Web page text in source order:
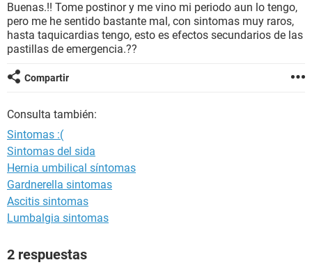
BIENESTAR
SEXUALIDAD
GLOSARIO
Buenas.!! Tome postinor y me vino mi periodo aun lo tengo,
pero me he sentido bastante mal, con sintomas muy raros,
hasta taquicardias tengo, esto es efectos secundarios de las
pastillas de emergencia.??
Compartir
Consulta también:
Sintomas :(
Sintomas del sida
Hernia umbilical síntomas
Gardnerella sintomas
Ascitis sintomas
Lumbalgia sintomas
2 respuestas